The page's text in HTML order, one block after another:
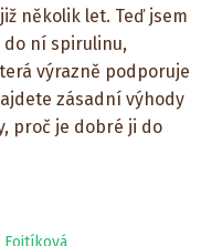
několik let. Teď jsem
do ní spirulinu,
výrazně podporuje
zásadní výhody
proč je dobré ji do
Fojtíková